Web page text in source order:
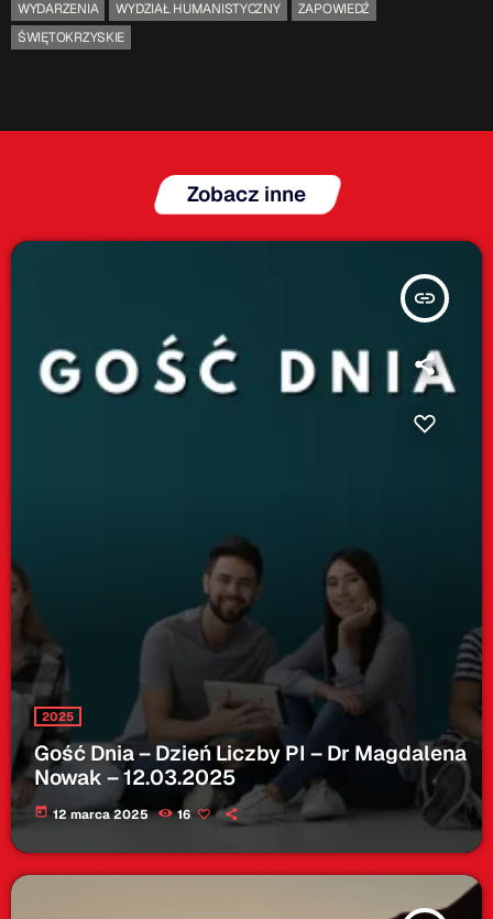
WYDARZENIA WYDZIAŁ HUMANISTYCZNY
ZAPOWIEDŹ
ŚWIĘTOKRZYSKIE
Zobacz inne
insert_link
2025
Gość Dnia – Dzień Liczby PI – Dr Magdalena
Nowak – 12.03.2025
today 12 marca 2025 16